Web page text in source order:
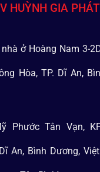
HUỲNH GIA PHÁT
ở Hoàng Nam 3-
Hòa, TP. Dĩ An,
Phước Tân Vạn,
An, Bình Dương,